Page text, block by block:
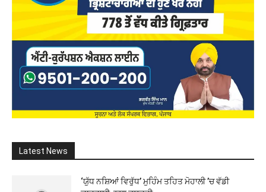
Latest News
‘ਯੁੱਧ ਨਸ਼ਿਆਂ ਵਿਰੁੱਧ’ ਮੁਹਿੰਮ ਤਹਿਤ ਮੋਹਾਲੀ ’ਚ ਵੱਡੀ